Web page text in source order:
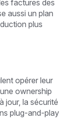
factures des
aussi un plan
plus
opérer leur
ownership
jour, la sécurité
plug-and-play